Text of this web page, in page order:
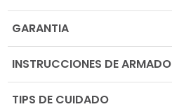
GARANTIA
INSTRUCCIONES DE ARMADO
TIPS DE CUIDADO